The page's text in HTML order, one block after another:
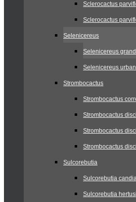
Sclerocactus
Sclerocactus
Selenicereus
Selenicereus
Selenicereus
Strombocactus
Strombocactus
Strombocactus
Strombocactus
Strombocactus
Sulcorebutia
Sulcorebutia
Sulcorebutia